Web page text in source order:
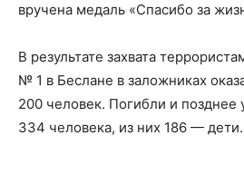
вручена медаль «Спасибо за
В результате захвата
№ 1 в Беслане в заложниках
200 человек. Погибли и позднее
334 человека, из них 186 — дети.